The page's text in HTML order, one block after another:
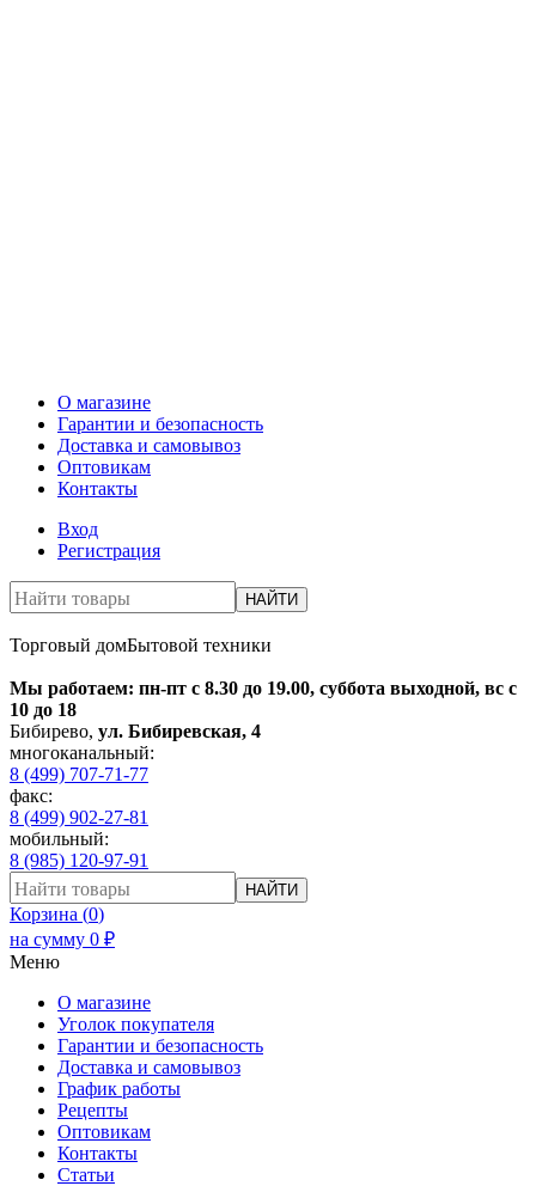
О магазине
Гарантии и безопасность
Доставка и самовывоз
Оптовикам
Контакты
Вход
Регистрация
НАЙТИ
Торговый домБытовой техники
Мы работаем: пн-пт с 8.30 до 19.00, суббота выходной, вс с
10 до 18
Бибирево, ул. Бибиревская, 4
многоканальный:
8 (499) 707-71-77
факс:
8 (499) 902-27-81
мобильный:
8 (985) 120-97-91
НАЙТИ
Корзина (0)
на сумму 0 ₽
Меню
О магазине
Уголок покупателя
Гарантии и безопасность
Доставка и самовывоз
График работы
Рецепты
Оптовикам
Контакты
Статьи